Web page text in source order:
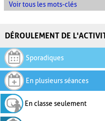
Voir tous les mots-clés
DÉROULEMENT DE
Sporadiques
En plusieurs séances
En classe seulement